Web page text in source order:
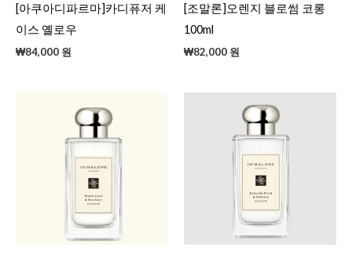
[아쿠아디파르마]카디퓨저 케
이스 옐로우
₩84,000 원
[조말론]오렌지 블로썸 코롱
100ml
₩82,000 원